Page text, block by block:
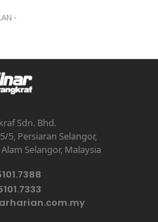
-
Sdn. Bhd.
5, Persiaran Selangor,
Selangor, Malaysia